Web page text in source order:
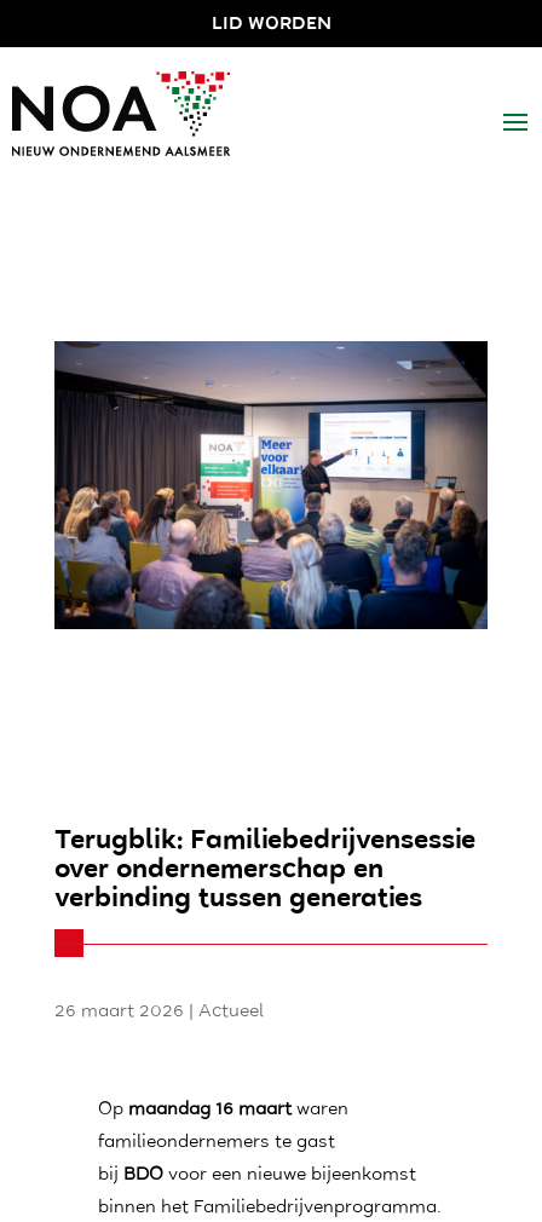
LID WORDEN
Terugblik: Familiebedrijvensessie
over ondernemerschap en
verbinding tussen generaties
26 maart 2026 Actueel
Op maandag 16 maartwaren
familieondernemers te gast
bij BDOvoor een nieuwe bijeenkomst
binnen het Familiebedrijvenprogramma.